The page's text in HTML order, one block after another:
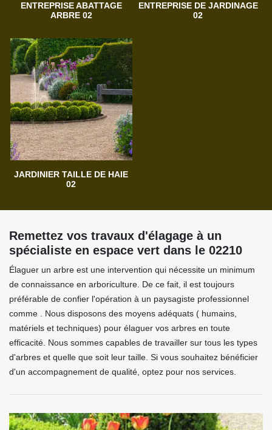
ENTREPRISE ABATTAGE
ARBRE 02
ENTREPRISE DE JARDINAGE
02
JARDINIER TAILLE DE HAIE
02
Remettez vos travaux d'élagage à un
spécialiste en espace vert dans le 02210
Élaguer un arbre est une intervention qui nécessite un minimum
de connaissance en arboriculture. De ce fait, il est toujours
préférable de confier l'opération à un paysagiste professionnel
comme . Nous disposons des moyens adéquats ( humains,
matériels et techniques) pour élaguer vos arbres en toute
efficacité. Nous sommes capables de travailler sur tous les types
d'arbres et quelle que soit leur taille. Si vous souhaitez bénéficier
d'un accompagnement de qualité, optez pour nos services.